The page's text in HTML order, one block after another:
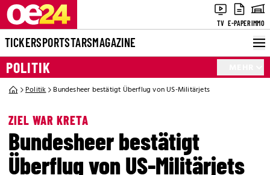
TV E-PAPERIMMO
TICKERSPORTSTARSMAGAZINE
POLITIK
Politik Bundesheer bestätigt Überflug von US-Militärjets
ZIEL WAR KRETA
Bundesheer bestätigt
Überflug von US-Militärjets